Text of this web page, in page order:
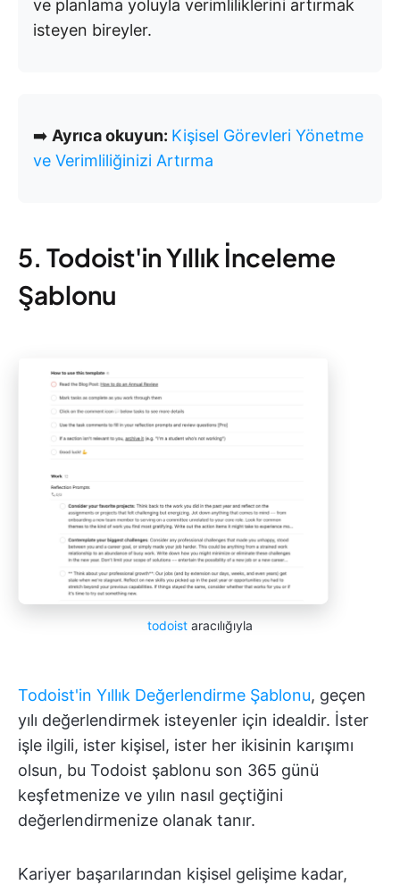
ve planlama yoluyla verimliliklerini artırmak
isteyen bireyler.
➡️ Ayrıca okuyun: Kişisel Görevleri Yönetme
ve Verimliliğinizi Artırma
5. Todoist'in Yıllık İnceleme
Şablonu
todoist aracılığıyla
Todoist'in Yıllık Değerlendirme Şablonu, geçen
yılı değerlendirmek isteyenler için idealdir. İster
işle ilgili, ister kişisel, ister her ikisinin karışımı
olsun, bu Todoist şablonu son 365 günü
keşfetmenize ve yılın nasıl geçtiğini
değerlendirmenize olanak tanır.
Kariyer başarılarından kişisel gelişime kadar,